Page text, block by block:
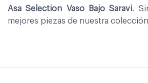
Asa Selection Vaso Bajo Saravi.
mejores piezas de nuestra